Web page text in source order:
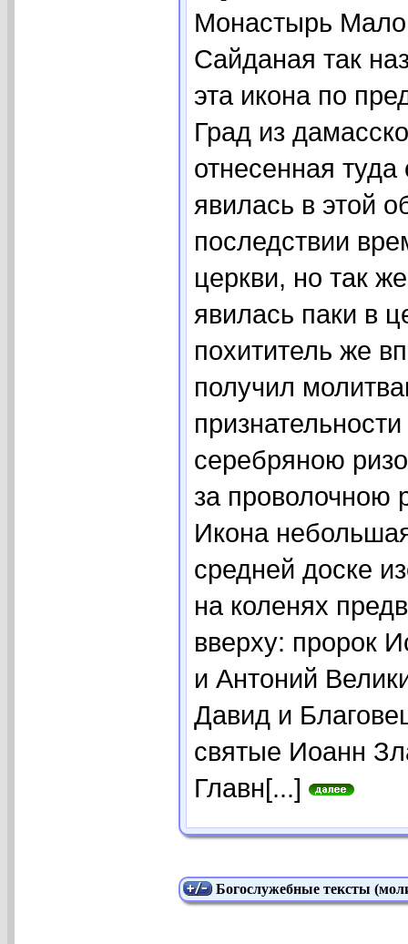
Монастырь
Сайданая так
эта икона по
Град из
отнесенная
явилась в этой
последствии
церкви, но так
явилась паки в
похититель же
получил
серебряною
за проволочною
Икона
средней доске
на коленях
вверху: пророк
и Антоний
Давид и
святые Иоанн
Главн[...]
Богослужебные тексты